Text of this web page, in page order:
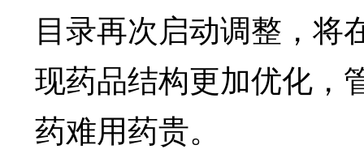
目录再次启动调整，将
现药品结构更加优化，
药难用药贵。